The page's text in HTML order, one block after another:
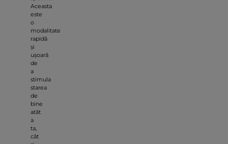
Aceasta
este
o
modalitate
rapidă
și
ușoară
de
a
stimula
starea
de
bine
atât
a
ta,
cât